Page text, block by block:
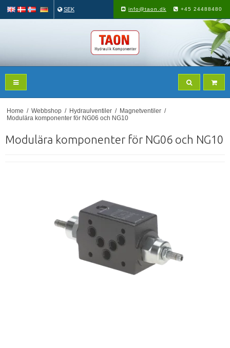
SEK info@taon.dk +45 24488480
Home / Webbshop / Hydraulventiler / Magnetventiler /
Modulära komponenter för NG06 och NG10
Modulära komponenter för NG06 och NG10